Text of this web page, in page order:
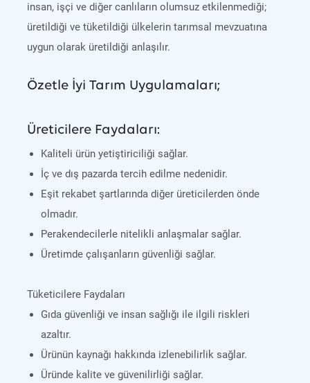
insan, işçi ve diğer canlıların olumsuz etkilenmediği;
üretildiği ve tüketildiği ülkelerin tarımsal mevzuatına
uygun olarak üretildiği anlaşılır.
Özetle İyi Tarım Uygulamaları;
Üreticilere Faydaları:
Kaliteli ürün yetiştiriciliği sağlar.
İç ve dış pazarda tercih edilme nedenidir.
Eşit rekabet şartlarında diğer üreticilerden önde
olmadır.
Perakendecilerle nitelikli anlaşmalar sağlar.
Üretimde çalışanların güvenliği sağlar.
Tüketicilere Faydaları
Gıda güvenliği ve insan sağlığı ile ilgili riskleri
azaltır.
Ürünün kaynağı hakkında izlenebilirlik sağlar.
Üründe kalite ve güvenilirliği sağlar.